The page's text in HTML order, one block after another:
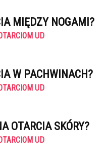
MIĘDZY NOGAMI?
UD
W PACHWINACH?
UD
OTARCIA SKÓRY?
UD